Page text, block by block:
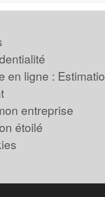
en ligne :
entreprise
étoilé